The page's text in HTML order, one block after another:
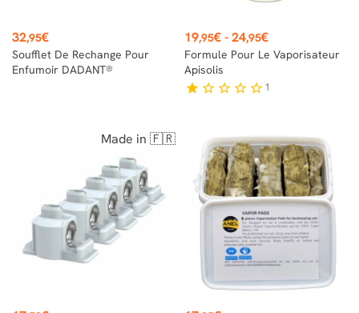
Prix
32,95€
Soufflet De Rechange Pour
Enfumoir DADANT®
Prix
19,95€ - 24,95€
Formule Pour Le Vaporisateur
Apisolis
star star_border star_border star_border star_border 1
Made in 🇫🇷